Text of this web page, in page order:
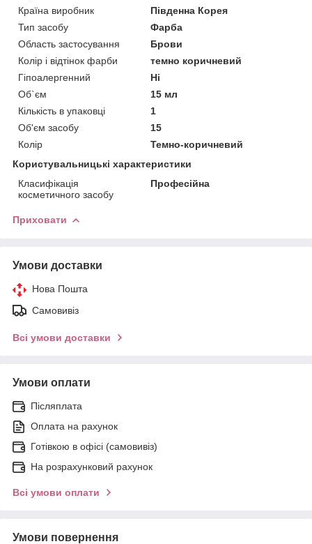
Країна виробник
Південна Корея
Тип засобу
Фарба
Область застосування
Брови
Колір і відтінок фарби
темно коричневий
Гіпоалергенний
Ні
Об`єм
15 мл
Кількість в упаковці
1
Об'єм засобу
15
Колір
Темно-коричневий
Користувальницькі характеристики
Класифікація
косметичного засобу
Професійна
Приховати
Умови доставки
Нова Пошта
Самовивіз
Всі умови доставки
Умови оплати
Післяплата
Оплата на рахунок
Готівкою в офісі (самовивіз)
На розрахунковий рахунок
Всі умови оплати
Умови повернення